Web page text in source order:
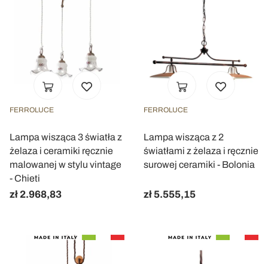
FERROLUCE
Lampa wisząca 3 światła z
żelaza i ceramiki ręcznie
malowanej w stylu vintage
- Chieti
zł 2.968,83
FERROLUCE
Lampa wisząca z 2
światłami z żelaza i ręcznie
surowej ceramiki - Bolonia
zł 5.555,15